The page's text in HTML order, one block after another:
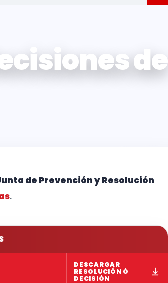
de
de Prevención y Resolución
.
DESCARGAR
RESOLUCIÓN Ó
DECISIÓN